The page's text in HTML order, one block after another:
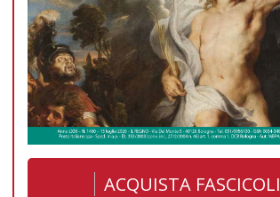
ACQUISTA FASCICOLI